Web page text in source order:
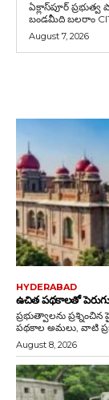
ఏక్లాస్‌పూర్
August 7, 2026
HYDERABAD
ఉచిత పథకాలతో
ప్రభుత్వాలను ప్రశ్నించిన హైకోర్టు మన భారత్, హైదరాబాద్:
పథకాల అమలు, వాటి
August 8, 2026